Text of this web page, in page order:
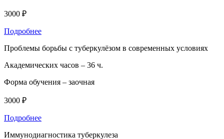
3000 ₽
Подробнее
Проблемы борьбы с туберкулёзом в современных условиях
Академических часов – 36 ч.
Форма обучения – заочная
3000 ₽
Подробнее
Иммунодиагностика туберкулеза